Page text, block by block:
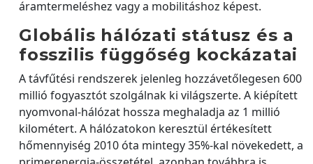
áramtermeléshez vagy a mobilitáshoz képest.
Globális hálózati státusz és a
fosszilis függőség kockázatai
A távfűtési rendszerek jelenleg hozzávetőlegesen 600
millió fogyasztót szolgálnak ki világszerte. A kiépített
nyomvonal-hálózat hossza meghaladja az 1 millió
kilométert. A hálózatokon keresztül értékesített
hőmennyiség 2010 óta mintegy 35%-kal növekedett, a